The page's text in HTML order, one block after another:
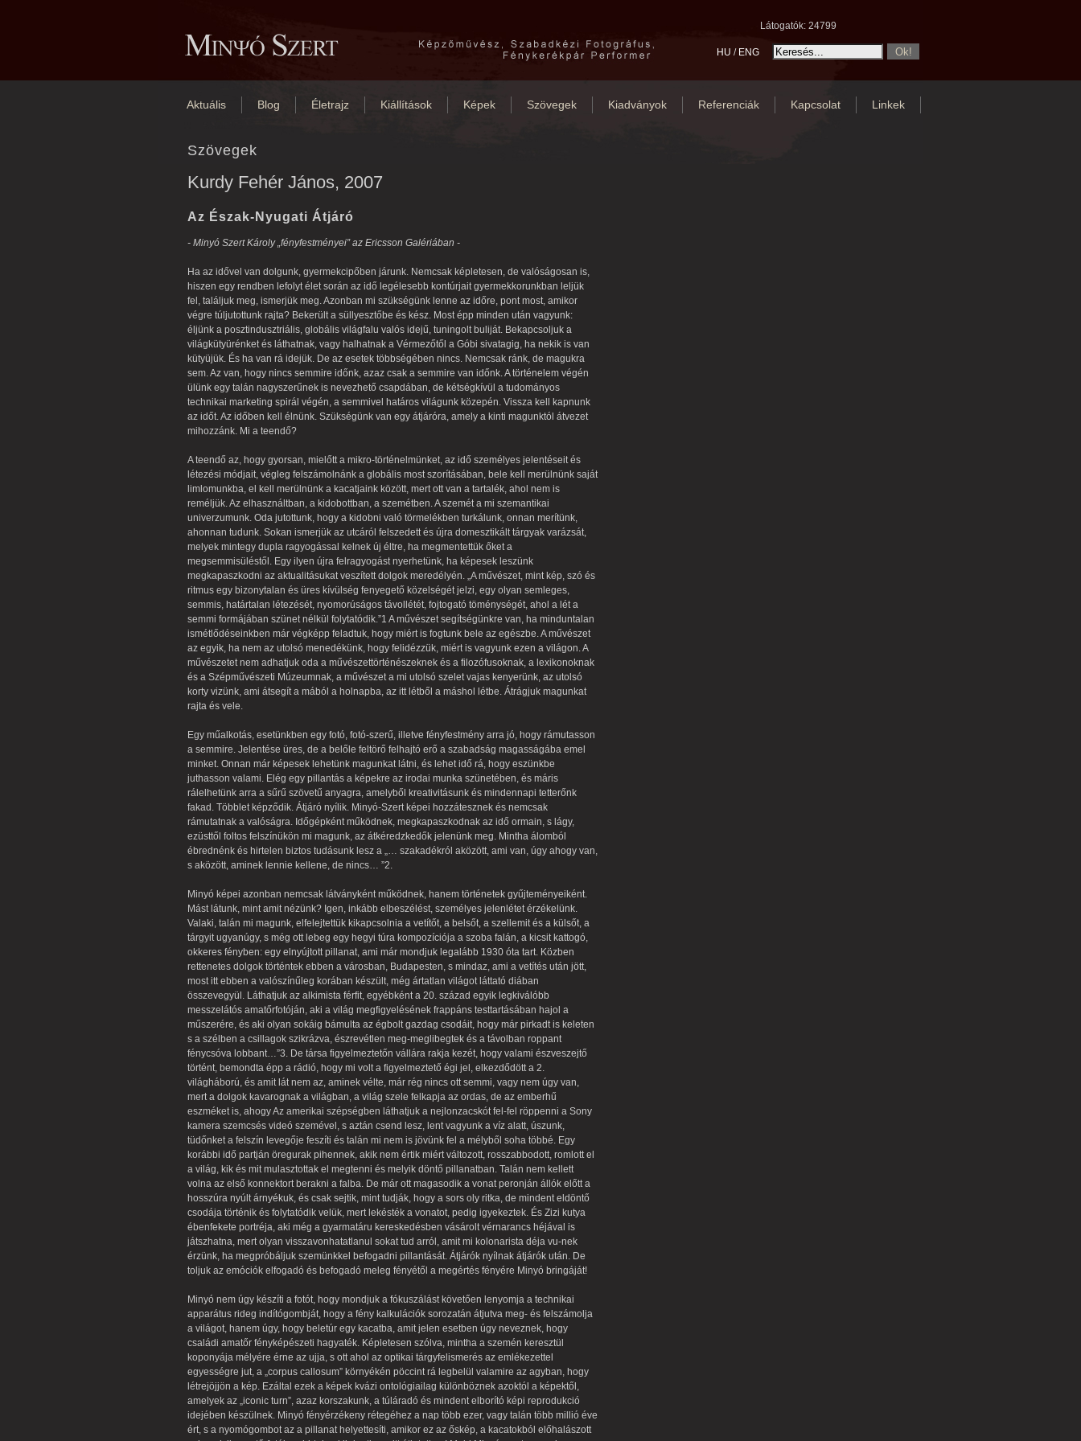
Látogatók: 24799
HU / ENG
Aktuális Blog Életrajz Kiállítások Képek Szövegek Kiadványok Referenciák Kapcsolat Linkek
Szövegek
Kurdy Fehér János, 2007
Az Észak-Nyugati Átjáró
- Minyó Szert Károly „fényfestményei” az Ericsson Galériában -
Ha az idővel van dolgunk, gyermekcipőben járunk. Nemcsak képletesen, de valóságosan is,
hiszen egy rendben lefolyt élet során az idő legélesebb kontúrjait gyermekkorunkban leljük
fel, találjuk meg, ismerjük meg. Azonban mi szükségünk lenne az időre, pont most, amikor
végre túljutottunk rajta? Bekerült a süllyesztőbe és kész. Most épp minden után vagyunk:
éljünk a posztindusztriális, globális világfalu valós idejű, tuningolt buliját. Bekapcsoljuk a
világkütyürénket és láthatnak, vagy halhatnak a Vérmezőtől a Góbi sivatagig, ha nekik is van
kütyüjük. És ha van rá idejük. De az esetek többségében nincs. Nemcsak ránk, de magukra
sem. Az van, hogy nincs semmire időnk, azaz csak a semmire van időnk. A történelem végén
ülünk egy talán nagyszerűnek is nevezhető csapdában, de kétségkívül a tudományos
technikai marketing spirál végén, a semmivel határos világunk közepén. Vissza kell kapnunk
az időt. Az időben kell élnünk. Szükségünk van egy átjáróra, amely a kinti magunktól átvezet
mihozzánk. Mi a teendő?
A teendő az, hogy gyorsan, mielőtt a mikro-történelmünket, az idő személyes jelentéseit és
létezési módjait, végleg felszámolnánk a globális most szorításában, bele kell merülnünk saját
limlomunkba, el kell merülnünk a kacatjaink között, mert ott van a tartalék, ahol nem is
reméljük. Az elhasználtban, a kidobottban, a szemétben. A szemét a mi szemantikai
univerzumunk. Oda jutottunk, hogy a kidobni való törmelékben turkálunk, onnan merítünk,
ahonnan tudunk. Sokan ismerjük az utcáról felszedett és újra domesztikált tárgyak varázsát,
melyek mintegy dupla ragyogással kelnek új éltre, ha megmentettük őket a
megsemmisüléstől. Egy ilyen újra felragyogást nyerhetünk, ha képesek leszünk
megkapaszkodni az aktualitásukat veszített dolgok meredélyén. „A művészet, mint kép, szó és
ritmus egy bizonytalan és üres kívülség fenyegető közelségét jelzi, egy olyan semleges,
semmis, határtalan létezését, nyomorúságos távollétét, fojtogató töménységét, ahol a lét a
semmi formájában szünet nélkül folytatódik.”1 A művészet segítségünkre van, ha minduntalan
ismétlődéseinkben már végképp feladtuk, hogy miért is fogtunk bele az egészbe. A művészet
az egyik, ha nem az utolsó menedékünk, hogy felidézzük, miért is vagyunk ezen a világon. A
művészetet nem adhatjuk oda a művészettörténészeknek és a filozófusoknak, a lexikonoknak
és a Szépművészeti Múzeumnak, a művészet a mi utolsó szelet vajas kenyerünk, az utolsó
korty vizünk, ami átsegít a mából a holnapba, az itt létből a máshol létbe. Átrágjuk magunkat
rajta és vele.
Egy műalkotás, esetünkben egy fotó, fotó-szerű, illetve fényfestmény arra jó, hogy rámutasson
a semmire. Jelentése üres, de a belőle feltörő felhajtó erő a szabadság magasságába emel
minket. Onnan már képesek lehetünk magunkat látni, és lehet idő rá, hogy eszünkbe
juthasson valami. Elég egy pillantás a képekre az irodai munka szünetében, és máris
rálelhetünk arra a sűrű szövetű anyagra, amelyből kreativitásunk és mindennapi tetterőnk
fakad. Többlet képződik. Átjáró nyílik. Minyó-Szert képei hozzátesznek és nemcsak
rámutatnak a valóságra. Időgépként működnek, megkapaszkodnak az idő ormain, s lágy,
ezüsttől foltos felszínükön mi magunk, az átkéredzkedők jelenünk meg. Mintha álomból
ébrednénk és hirtelen biztos tudásunk lesz a „… szakadékról aközött, ami van, úgy ahogy van,
s aközött, aminek lennie kellene, de nincs… ”2.
Minyó képei azonban nemcsak látványként működnek, hanem történetek gyűjteményeiként.
Mást látunk, mint amit nézünk? Igen, inkább elbeszélést, személyes jelenlétet érzékelünk.
Valaki, talán mi magunk, elfelejtettük kikapcsolnia a vetítőt, a belsőt, a szellemit és a külsőt, a
tárgyit ugyanúgy, s még ott lebeg egy hegyi túra kompozíciója a szoba falán, a kicsit kattogó,
okkeres fényben: egy elnyújtott pillanat, ami már mondjuk legalább 1930 óta tart. Közben
rettenetes dolgok történtek ebben a városban, Budapesten, s mindaz, ami a vetítés után jött,
most itt ebben a valószínűleg korában készült, még ártatlan világot láttató diában
összevegyül. Láthatjuk az alkimista férfit, egyébként a 20. század egyik legkiválóbb
messzelátós amatőrfotóján, aki a világ megfigyelésének frappáns testtartásában hajol a
műszerére, és aki olyan sokáig bámulta az égbolt gazdag csodáit, hogy már pirkadt is keleten
s a szélben a csillagok szikrázva, észrevétlen meg-meglibegtek és a távolban roppant
fénycsóva lobbant…”3. De társa figyelmeztetőn vállára rakja kezét, hogy valami észveszejtő
történt, bemondta épp a rádió, hogy mi volt a figyelmeztető égi jel, elkezdődött a 2.
világháború, és amit lát nem az, aminek vélte, már rég nincs ott semmi, vagy nem úgy van,
mert a dolgok kavarognak a világban, a világ szele felkapja az ordas, de az emberhű
eszméket is, ahogy Az amerikai szépségben láthatjuk a nejlonzacskót fel-fel röppenni a Sony
kamera szemcsés videó szemével, s aztán csend lesz, lent vagyunk a víz alatt, úszunk,
tüdőnket a felszín levegője feszíti és talán mi nem is jövünk fel a mélyből soha többé. Egy
korábbi idő partján öregurak pihennek, akik nem értik miért változott, rosszabbodott, romlott el
a világ, kik és mit mulasztottak el megtenni és melyik döntő pillanatban. Talán nem kellett
volna az első konnektort berakni a falba. De már ott magasodik a vonat peronján állók előtt a
hosszúra nyúlt árnyékuk, és csak sejtik, mint tudják, hogy a sors oly ritka, de mindent eldöntő
csodája történik és folytatódik velük, mert lekésték a vonatot, pedig igyekeztek. És Zizi kutya
ébenfekete portréja, aki még a gyarmatáru kereskedésben vásárolt vérnarancs héjával is
játszhatna, mert olyan visszavonhatatlanul sokat tud arról, amit mi kolonarista déja vu-nek
érzünk, ha megpróbáljuk szemünkkel befogadni pillantását. Átjárók nyílnak átjárók után. De
toljuk az emóciók elfogadó és befogadó meleg fényétől a megértés fényére Minyó bringáját!
Minyó nem úgy készíti a fotót, hogy mondjuk a fókuszálást követően lenyomja a technikai
apparátus rideg indítógombját, hogy a fény kalkulációk sorozatán átjutva meg- és felszámolja
a világot, hanem úgy, hogy beletúr egy kacatba, amit jelen esetben úgy neveznek, hogy
családi amatőr fényképészeti hagyaték. Képletesen szólva, mintha a szemén keresztül
koponyája mélyére érne az ujja, s ott ahol az optikai tárgyfelismerés az emlékezettel
egyességre jut, a „corpus callosum” környékén pöccint rá legbelül valamire az agyban, hogy
létrejöjjön a kép. Ezáltal ezek a képek kvázi ontológiailag különböznek azoktól a képektől,
amelyek az „iconic turn”, azaz korszakunk, a túláradó és mindent elborító képi reprodukció
idejében készülnek. Minyó fényérzékeny rétegéhez a nap több ezer, vagy talán több millió éve
ért, s a nyomógombot az a pillanat helyettesíti, amikor ez az őskép, a kacatokból előhalászott